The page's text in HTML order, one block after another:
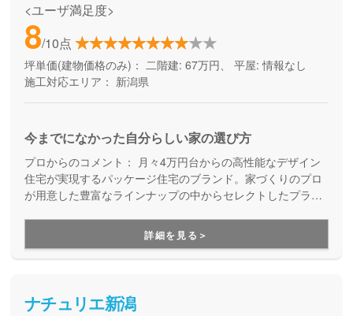
<ユーザ満足度>
8/10点
坪単価(建物価格のみ)： 二階建: 67万円、 平屋: 情報なし
施工対応エリア： 新潟県
今までになかった自分らしい家の選び方
プロからのコメント：
月々4万円台からの高性能なデザイン
住宅が実現するパッケージ住宅のブランド。家づくりのプロ
が用意した豊富なラインナップの中からセレクトしたプラン
する家づくりです。アサヒアレックスの家だから、ずっと安
心して住み続けていただけます。
詳細を見る＞
ナチュリエ新潟